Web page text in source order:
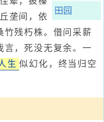
田园
垄间，依
竹残朽株。借问采薪
言，死没无复余。一
生 似幻化，终当归空